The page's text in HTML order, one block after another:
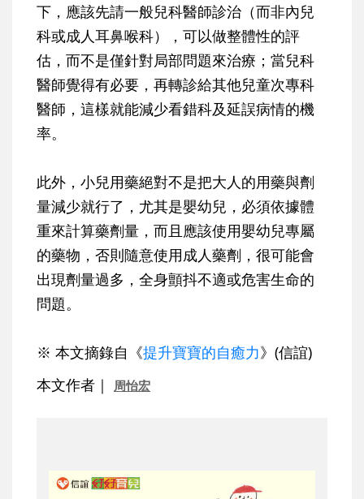
下，應該先請一般兒科醫師診治（而非內兒
科或成人耳鼻喉科），可以做整體性的評
估，而不是僅針對局部問題來治療；當兒科
醫師覺得有必要，再轉診給其他兒童次專科
醫師，這樣就能減少看錯科及延誤病情的機
率。
此外，小兒用藥絕對不是把大人的用藥與劑
量減少就行了，尤其是嬰幼兒，必須依據體
重來計算藥劑量，而且應該使用嬰幼兒專屬
的藥物，否則隨意使用成人藥劑，很可能會
出現劑量過多，全身顫抖不適或危害生命的
問題。
※ 本文摘錄自《提升寶寶的自癒力》(信誼)
本文作者｜
周怡宏